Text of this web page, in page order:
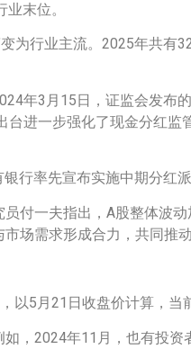
末位。
为行业主流。2025年共
年3月15日，证监会发布
台进一步强化了现金分红
行率先宣布实施中期分红
付一夫指出，A股整体波
场需求形成合力，共同推
以5月21日收盘价计算，当
，2024年11月，也有投